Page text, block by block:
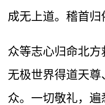
成无上道。稽首归
众等志心归命北
无极世界得道天
众。一切敬礼，遍